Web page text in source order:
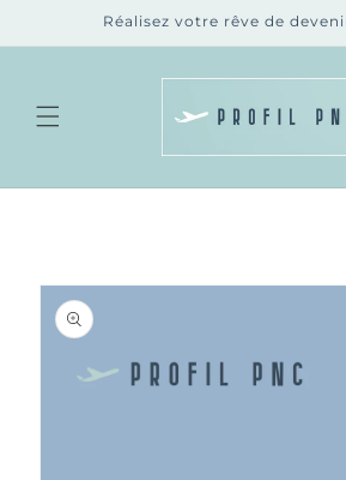
au
Réalisez votre rêve de
Passer aux
informations
produits